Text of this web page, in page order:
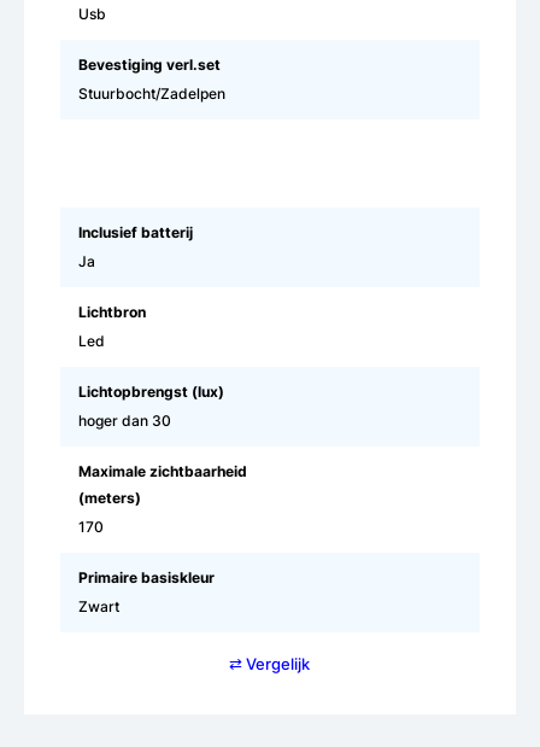
Usb
Bevestiging verl.set
Stuurbocht/Zadelpen
Inclusief batterij
Ja
Lichtbron
Led
Lichtopbrengst (lux)
hoger dan 30
Maximale zichtbaarheid
(meters)
170
Primaire basiskleur
Zwart
⇄ Vergelijk